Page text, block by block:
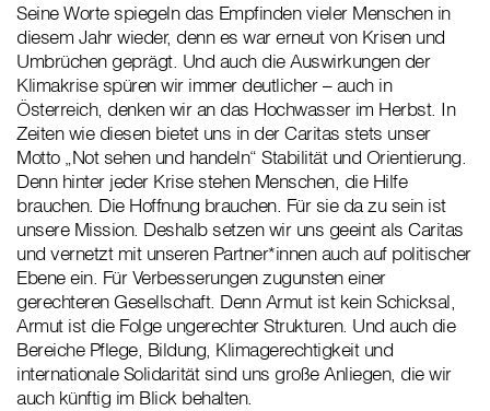
Seine Worte spiegeln das Empfinden vieler Menschen in
diesem Jahr wieder, denn es war erneut von Krisen und
Umbrüchen geprägt. Und auch die Auswirkungen der
Klimakrise spüren wir immer deutlicher – auch in
Österreich, denken wir an das Hochwasser im Herbst. In
Zeiten wie diesen bietet uns in der Caritas stets unser
Motto „Not sehen und handeln“ Stabilität und Orientierung.
Denn hinter jeder Krise stehen Menschen, die Hilfe
brauchen. Die Hoffnung brauchen. Für sie da zu sein ist
unsere Mission. Deshalb setzen wir uns geeint als Caritas
und vernetzt mit unseren Partner*innen auch auf politischer
Ebene ein. Für Verbesserungen zugunsten einer
gerechteren Gesellschaft. Denn Armut ist kein Schicksal,
Armut ist die Folge ungerechter Strukturen. Und auch die
Bereiche Pflege, Bildung, Klimagerechtigkeit und
internationale Solidarität sind uns große Anliegen, die wir
auch künftig im Blick behalten.